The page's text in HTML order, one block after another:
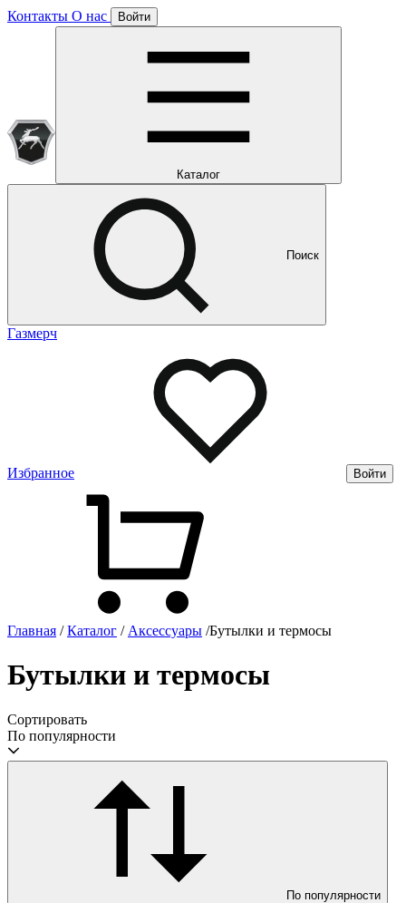
Контакты О нас Войти
Каталог
Поиск
Газмерч
Избранное Войти
Главная / Каталог / Аксессуары /Бутылки и термосы
Бутылки и термосы
Сортировать
По популярности
По популярности
Отлично!
Подписка уже оформлена